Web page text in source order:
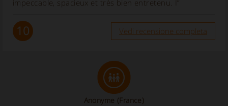
impeccable, spacieux et très bien entretenu. I”
10 Vedi recensione completa
Anonyme (France)